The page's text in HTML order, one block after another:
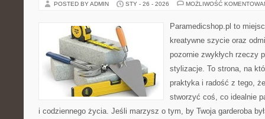
POSTED BY ADMIN STY - 26 - 2026 MOŻLIWOŚĆ
Paramedicshop.pl to
kreatywne szycie oraz
pozornie zwykłych rzeczy
stylizacje. To strona, na
praktyka i radość z tego,
stworzyć coś, co idealnie
i codziennego życia. Jeśli marzysz o tym, by Twoja garderoba